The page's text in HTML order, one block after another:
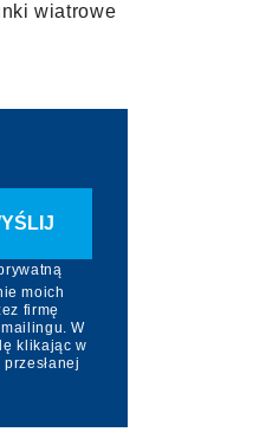
wiatrowe
moich
firmę
W
klikając w